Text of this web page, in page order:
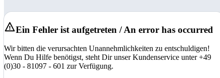
Ein Fehler ist aufgetreten / An error has occurred
Wir bitten die verursachten Unannehmlichkeiten zu entschuldigen!
Wenn Du Hilfe benötigst, steht Dir unser Kundenservice unter +49
(0)30 - 81097 - 601 zur Verfügung.